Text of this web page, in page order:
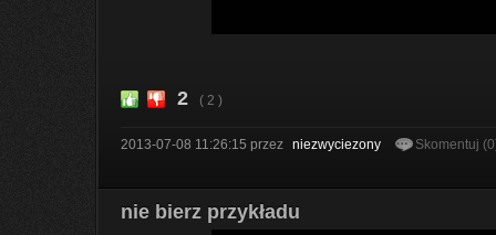
2 ( 2 )
2013-07-08 11:26:15 przez niezwyciezony Skomentuj
nie bierz przykładu